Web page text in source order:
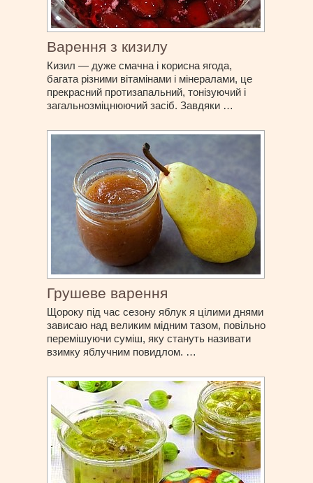
Варення з кизилу
Кизил — дуже смачна і корисна ягода,
багата різними вітамінами і мінералами, це
прекрасний протизапальний, тонізуючий і
загальнозміцнюючий засіб. Завдяки …
Грушеве варення
Щороку під час сезону яблук я цілими днями
зависаю над великим мідним тазом, повільно
перемішуючи суміш, яку стануть називати
взимку яблучним повидлом. …